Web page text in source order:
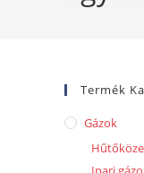
Termék
Gázok